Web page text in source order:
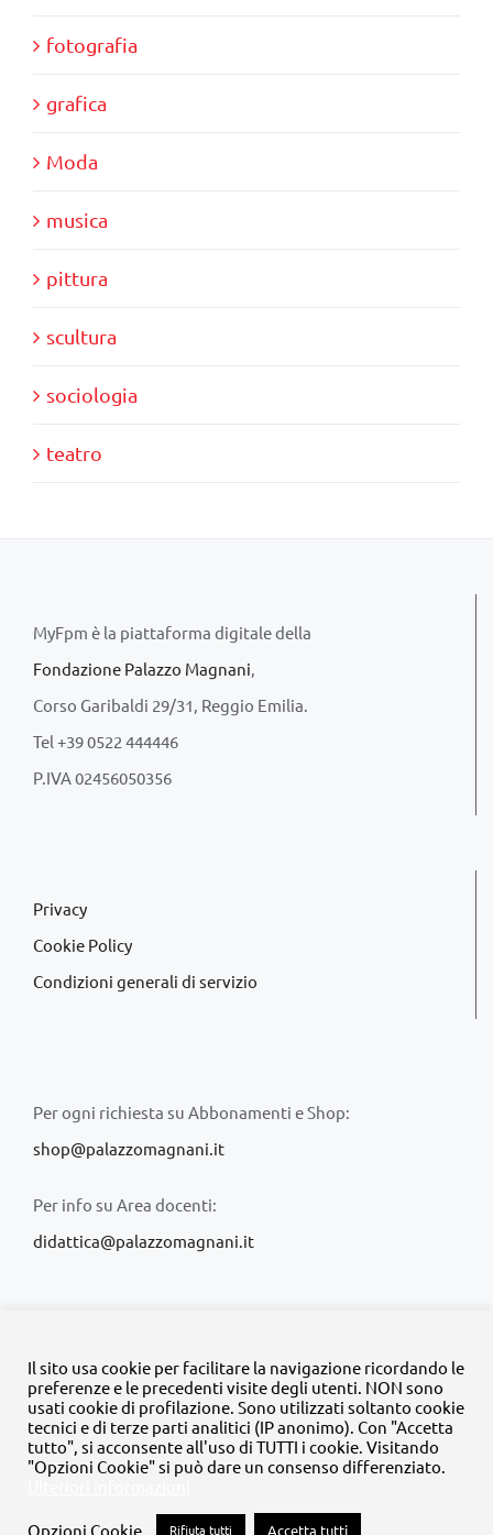
fotografia
grafica
Moda
musica
pittura
scultura
sociologia
teatro
MyFpm è la piattaforma digitale della
Fondazione Palazzo Magnani,
Corso Garibaldi 29/31, Reggio Emilia.
Tel +39 0522 444446
P.IVA 02456050356
Privacy
Cookie Policy
Condizioni generali di servizio
Per ogni richiesta su Abbonamenti e Shop:
shop@palazzomagnani.it
Per info su Area docenti:
didattica@palazzomagnani.it
© Copyright 2020 -2026 | Tutti i diritti riservati | MyFpm è un
progetto dellaFondazione Palazzo Magnani
FacebookInstagram
TwitterLinkedInYouTube
Il sito usa cookie per facilitare la navigazione ricordando le
preferenze e le precedenti visite degli utenti. NON sono
usati cookie di profilazione. Sono utilizzati soltanto cookie
tecnici e di terze parti analitici (IP anonimo). Con "Accetta
tutto", si acconsente all'uso di TUTTI i cookie. Visitando
"Opzioni Cookie" si può dare un consenso differenziato.
Opzioni Cookie Rifiuta tutti Accetta tutti